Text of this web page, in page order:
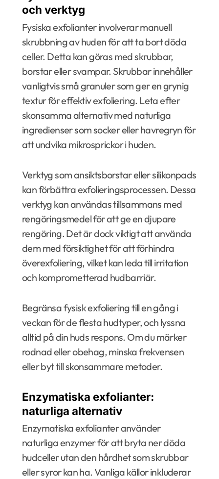
och verktyg
Fysiska exfolianter involverar manuell
skrubbning av huden för att ta bort döda
celler. Detta kan göras med skrubbar,
borstar eller svampar. Skrubbar innehåller
vanligtvis små granuler som ger en grynig
textur för effektiv exfoliering. Leta efter
skonsamma alternativ med naturliga
ingredienser som socker eller havregryn för
att undvika mikrosprickor i huden.
Verktyg som ansiktsborstar eller silikonpads
kan förbättra exfolieringsprocessen. Dessa
verktyg kan användas tillsammans med
rengöringsmedel för att ge en djupare
rengöring. Det är dock viktigt att använda
dem med försiktighet för att förhindra
överexfoliering, vilket kan leda till irritation
och komprometterad hudbarriär.
Begränsa fysisk exfoliering till en gång i
veckan för de flesta hudtyper, och lyssna
alltid på din huds respons. Om du märker
rodnad eller obehag, minska frekvensen
eller byt till skonsammare metoder.
Enzymatiska exfolianter:
naturliga alternativ
Enzymatiska exfolianter använder
naturliga enzymer för att bryta ner döda
hudceller utan den hårdhet som skrubbar
eller syror kan ha. Vanliga källor inkluderar